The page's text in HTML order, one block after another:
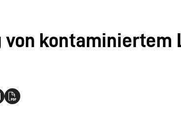
von kontaminiertem